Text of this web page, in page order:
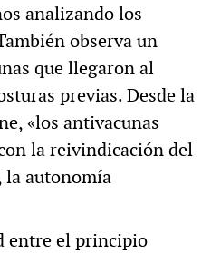
analizando los
observa un
que llegaron al
previas. Desde la
«los antivacunas
la reivindicación del
la autonomía
entre el principio